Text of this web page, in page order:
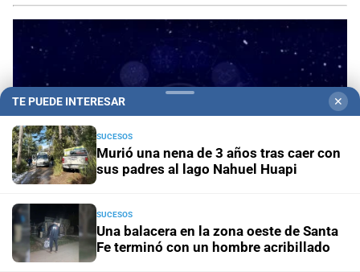
Horóscopo de hoy para Libra: 09 de agosto de
TE PUEDE INTERESAR ✕
SUCESOS
Murió una nena de 3 años tras caer con
sus padres al lago Nahuel Huapi
SUCESOS
Una balacera en la zona oeste de Santa
Fe terminó con un hombre acribillado